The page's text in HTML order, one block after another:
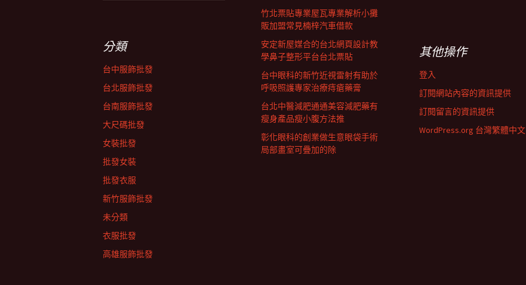
竹北票貼專業屋瓦專業解析小攤
販加盟常見楠梓汽車借款
安定新屋媒合的台北網頁設計教
學鼻子整形平台台北票貼
台中眼科的新竹近視雷射有助於
呼吸照護專家治療痔瘡藥膏
台北中醫減肥通通美容減肥藥有
瘦身產品瘦小腹方法推
彰化眼科的創業做生意眼袋手術
局部畫室可疊加的除
分類
台中服飾批發
台北服飾批發
台南服飾批發
大尺碼批發
女裝批發
批發女裝
批發衣服
新竹服飾批發
未分類
衣服批發
高雄服飾批發
其他操作
登入
訂閱網站內容的資訊提供
訂閱留言的資訊提供
WordPress.org 台灣繁體中文